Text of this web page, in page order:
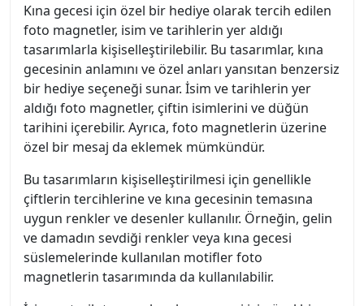
Kına gecesi için özel bir hediye olarak tercih edilen
foto magnetler, isim ve tarihlerin yer aldığı
tasarımlarla kişiselleştirilebilir. Bu tasarımlar, kına
gecesinin anlamını ve özel anları yansıtan benzersiz
bir hediye seçeneği sunar. İsim ve tarihlerin yer
aldığı foto magnetler, çiftin isimlerini ve düğün
tarihini içerebilir. Ayrıca, foto magnetlerin üzerine
özel bir mesaj da eklemek mümkündür.
Bu tasarımların kişiselleştirilmesi için genellikle
çiftlerin tercihlerine ve kına gecesinin temasına
uygun renkler ve desenler kullanılır. Örneğin, gelin
ve damadın sevdiği renkler veya kına gecesi
süslemelerinde kullanılan motifler foto
magnetlerin tasarımında da kullanılabilir.